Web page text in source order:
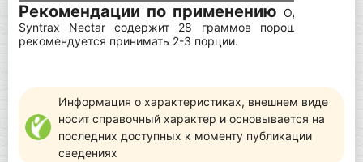
Рекомендации по применению Одна
Syntrax Nectar содержит 28 граммов порошковой
рекомендуется принимать 2-3 порции.
Информация о характеристиках, внешнем виде
носит справочный характер и основывается на
последних доступных к моменту публикации
сведениях